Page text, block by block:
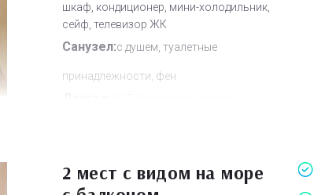
шкаф, кондиционер, мини-холодильник,
сейф, телевизор ЖК
Санузел:с душем, туалетные
принадлежности, фен
Дополнительное место:
2 мест с видом на море